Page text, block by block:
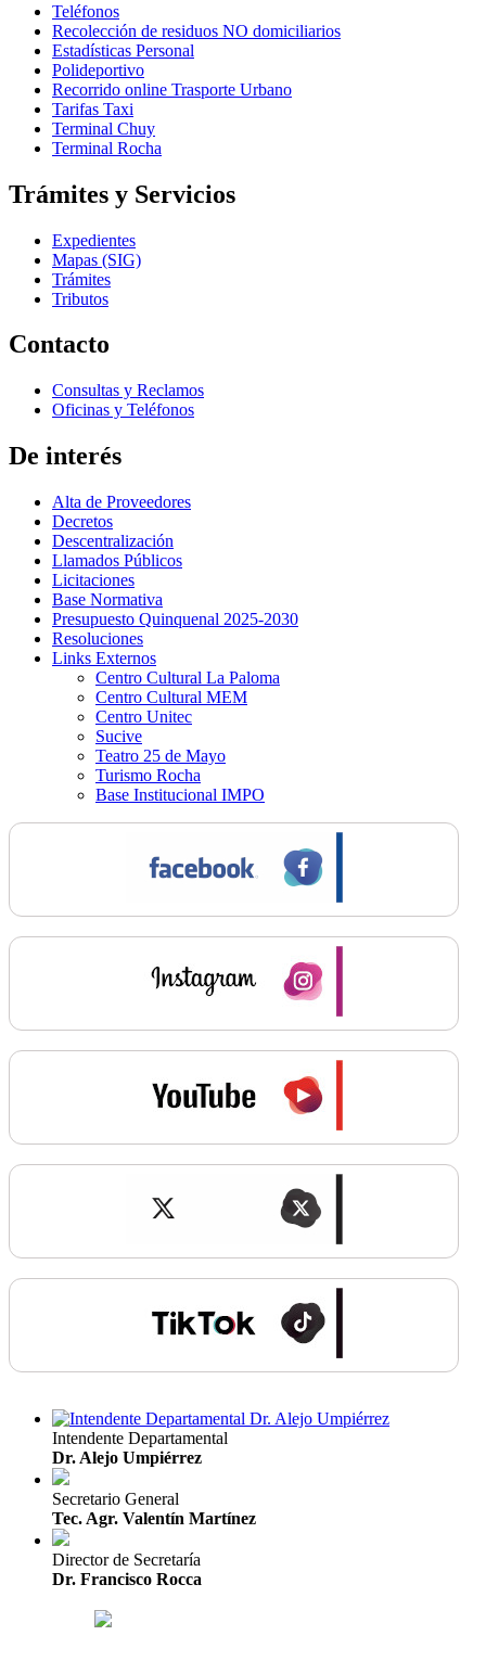
Teléfonos
Recolección de residuos NO domiciliarios
Estadísticas Personal
Polideportivo
Recorrido online Trasporte Urbano
Tarifas Taxi
Terminal Chuy
Terminal Rocha
Trámites y Servicios
Expedientes
Mapas (SIG)
Trámites
Tributos
Contacto
Consultas y Reclamos
Oficinas y Teléfonos
De interés
Alta de Proveedores
Decretos
Descentralización
Llamados Públicos
Licitaciones
Base Normativa
Presupuesto Quinquenal 2025-2030
Resoluciones
Links Externos
Centro Cultural La Paloma
Centro Cultural MEM
Centro Unitec
Sucive
Teatro 25 de Mayo
Turismo Rocha
Base Institucional IMPO
Intendente Departamental
Dr. Alejo Umpiérrez
Secretario General
Tec. Agr. Valentín Martínez
Director de Secretaría
Dr. Francisco Rocca